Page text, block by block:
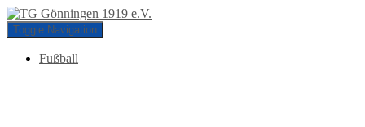
Toggle Navigation
Fußball